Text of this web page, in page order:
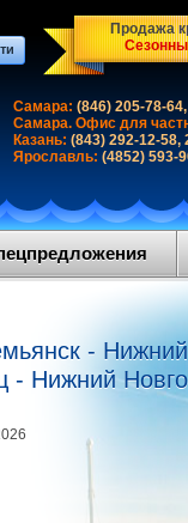
Продажа
Самара: (846) 205-78-
Самара. Офис для
Казань: (843) 292-12-58,
Ярославль: (4852) 593-
-
Нижний